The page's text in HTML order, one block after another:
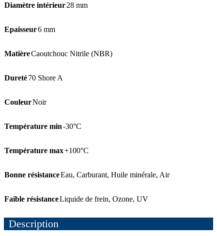
Diamètre intérieur28 mm
Epaisseur6 mm
MatièreCaoutchouc Nitrile (NBR)
Dureté70 Shore A
CouleurNoir
Température min-30°C
Température max+100°C
Bonne résistanceEau, Carburant, Huile minérale, Air
Faible résistanceLiquide de frein, Ozone, UV
Description